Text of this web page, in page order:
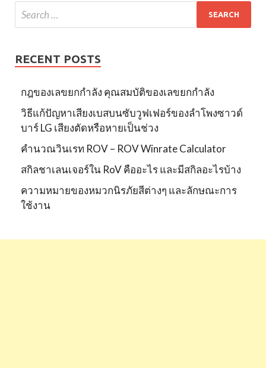
RECENT POSTS
กฎของเลขยกกำลัง คุณสมบัติของเลขยกกำลัง
วิธีแก้ปัญหาเสียงเบสบนซับวูฟเฟอร์ของลำโพงซาวด์
บาร์ LG เสียงตัดหรือหายเป็นช่วง
คำนวณวินเรท ROV – ROV Winrate Calculator
สกิลชาเลนเจอร์ใน RoV คืออะไร และมีสกิลอะไรบ้าง
ความหมายของหมวกนิรภัยสีต่างๆ และลักษณะการ
ใช้งาน